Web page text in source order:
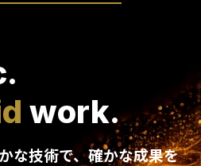
work.
な技術で、確かな成果を